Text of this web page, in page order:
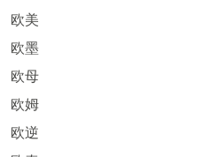
欧美
欧墨
欧母
欧姆
欧逆